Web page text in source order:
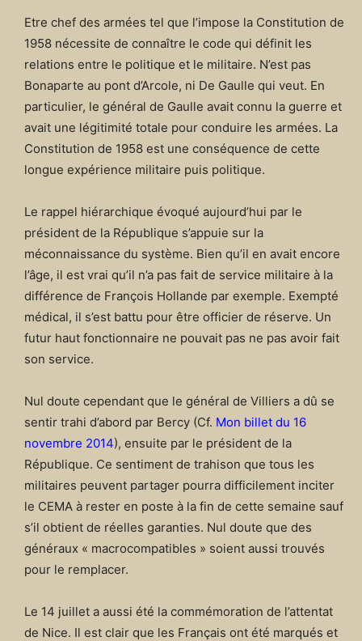
Etre chef des armées tel que l’impose la Constitution de
1958 nécessite de connaître le code qui définit les
relations entre le politique et le militaire. N’est pas
Bonaparte au pont d’Arcole, ni De Gaulle qui veut. En
particulier, le général de Gaulle avait connu la guerre et
avait une légitimité totale pour conduire les armées. La
Constitution de 1958 est une conséquence de cette
longue expérience militaire puis politique.
Le rappel hiérarchique évoqué aujourd’hui par le
président de la République s’appuie sur la
méconnaissance du système. Bien qu’il en avait encore
l’âge, il est vrai qu’il n’a pas fait de service militaire à la
différence de François Hollande par exemple. Exempté
médical, il s’est battu pour être officier de réserve. Un
futur haut fonctionnaire ne pouvait pas ne pas avoir fait
son service.
Nul doute cependant que le général de Villiers a dû se
sentir trahi d’abord par Bercy (Cf. Mon billet du 16
novembre 2014), ensuite par le président de la
République. Ce sentiment de trahison que tous les
militaires peuvent partager pourra difficilement inciter
le CEMA à rester en poste à la fin de cette semaine sauf
s’il obtient de réelles garanties. Nul doute que des
généraux « macrocompatibles » soient aussi trouvés
pour le remplacer.
Le 14 juillet a aussi été la commémoration de l’attentat
de Nice. Il est clair que les Français ont été marqués et